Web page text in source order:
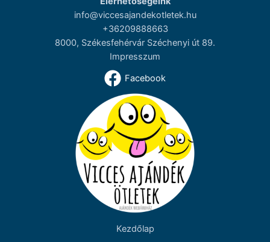
info@viccesajandekotletek.hu
+36209888663
8000, Székesfehérvár Széchenyi út 89.
Impresszum
Facebook
Kezdőlap